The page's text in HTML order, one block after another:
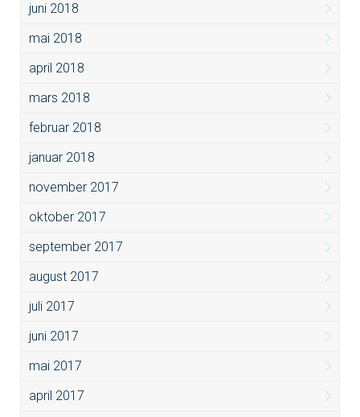
juni 2018
mai 2018
april 2018
mars 2018
februar 2018
januar 2018
november 2017
oktober 2017
september 2017
august 2017
juli 2017
juni 2017
mai 2017
april 2017